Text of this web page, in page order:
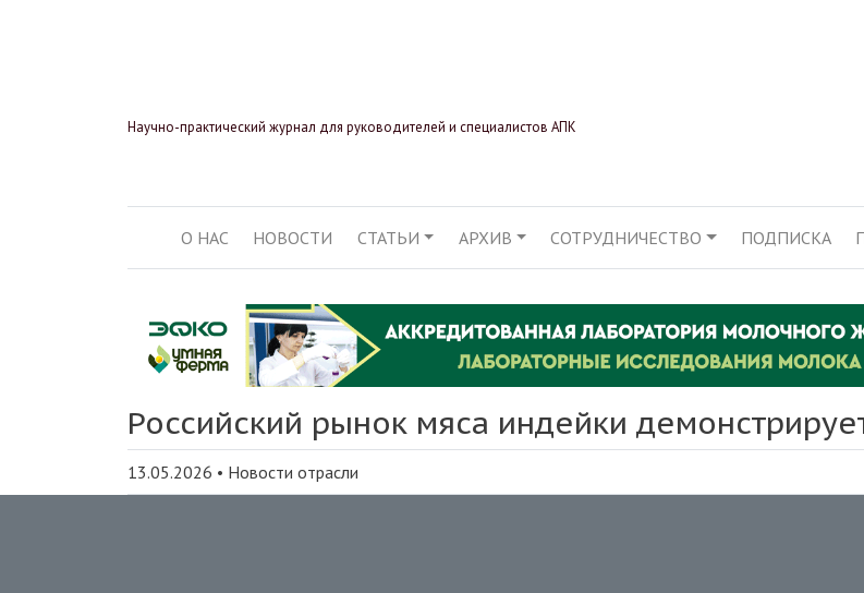
Научно-практический журнал для руководителей и специалистов АПК
ОСНОВНАЯ НАВИГАЦИЯ
О НАС НОВОСТИ СТАТЬИ АРХИВ СОТРУДНИЧЕСТВО ПОДПИСКА
Российский рынок мяса индейки
13.05.2026 • Новости отрасли